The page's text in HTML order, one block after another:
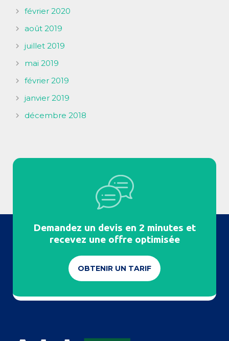
février 2020
août 2019
juillet 2019
mai 2019
février 2019
janvier 2019
décembre 2018
Demandez un devis en 2 minutes et
recevez une offre optimisée
OBTENIR UN TARIF